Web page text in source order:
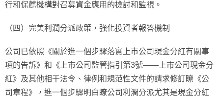
行和保薦機構對召募資金應用的檢討和監視。
（四）完美利潤分派政策，強化投資者報答機制
公司已依照《關於進一個步驟落實上市公司現金分紅有關事
項的告訴》和《上市公司監管指引第3號——上市公司現金分
紅》及其他相干法令、律例和規范性文件的請求修訂瞭《公
司章程》，進一個步驟明白瞭公司利潤分派尤其是現金分紅